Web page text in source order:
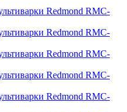
Redmond RMC-
Redmond RMC-
Redmond RMC-
Redmond RMC-
Redmond RMC-